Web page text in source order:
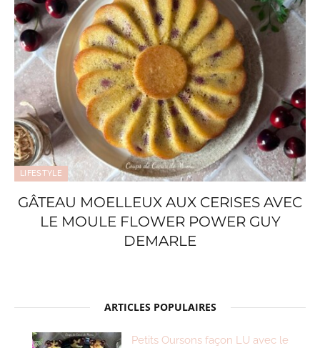
LIFESTYLE
GÂTEAU MOELLEUX AUX CERISES AVEC
LE MOULE FLOWER POWER GUY
DEMARLE
ARTICLES POPULAIRES
Petits Oursons façon LU avec le